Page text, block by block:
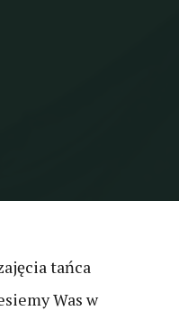
tańca
Was w